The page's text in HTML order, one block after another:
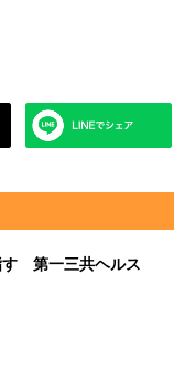
す 第一三共ヘルス